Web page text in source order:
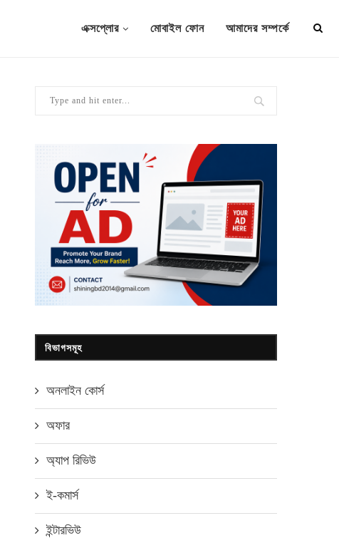
এক্সপ্লোর মোবাইল ফোন আমাদের সম্পর্কে
বিভাগসমূহ
অনলাইন কোর্স
অফার
অ্যাপ রিভিউ
ই-কমার্স
ইন্টারভিউ